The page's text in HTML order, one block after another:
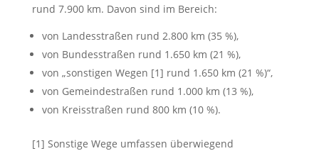
rund 7.900 km. Davon sind im Bereich:
von Landesstraßen rund 2.800 km (35 %),
von Bundesstraßen rund 1.650 km (21 %),
von „sonstigen Wegen [1] rund 1.650 km (21 %)“,
von Gemeindestraßen rund 1.000 km (13 %),
von Kreisstraßen rund 800 km (10 %).
[1] Sonstige Wege umfassen überwiegend